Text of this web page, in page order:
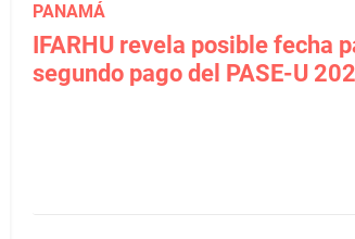
PANAMÁ
IFARHU revela posible fecha
segundo pago del PASE-U